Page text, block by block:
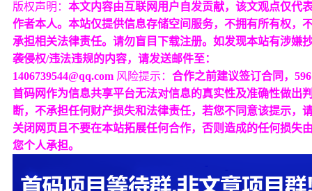
版权声明： 本文内容由互联网用户自发贡献，该文观点仅代
作者本人。本站仅提供信息存储空间服务，不拥有所有权，
承担相关法律责任。请勿盲目下载注册。如发现本站有涉嫌
袭侵权/违法违规的内容，请发送邮件至：
1406739544@qq.com 风险提示： 合作之前建议签订合同，596
首码网作为信息共享平台无法对信息的真实性及准确性做出
断，不承担任何财产损失和法律责任，若您不同意该提示，
关闭网页且不要在本站拓展任何合作，否则造成的任何损失
您个人承担。